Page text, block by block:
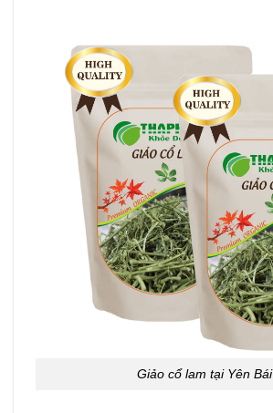
Giảo cổ lam tại Yên Bái